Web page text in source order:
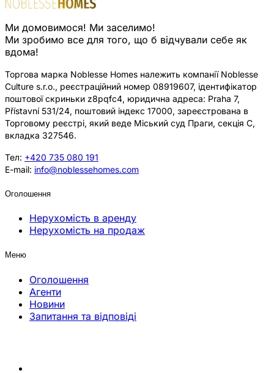
Ми домовимося! Ми заселимо!
Ми зробимо все для того, що б відчували себе як
вдома!
Торгова марка Noblesse Homes належить компанії Noblesse
Culture s.r.o., реєстраційний номер 08919607, ідентифікатор
поштової скриньки z8pqfc4, юридична адреса: Praha 7,
Přístavní 531/24, поштовий індекс 17000, зареєстрована в
Торговому реєстрі, який веде Міський суд Праги, секція C,
вкладка 327546.
Тел: +420 735 080 191
E-mail: info@noblessehomes.com
Оголошення
Нерухомість в аренду
Нерухомість на продаж
Меню
Оголошення
Агенти
Новини
Запитання та відповіді